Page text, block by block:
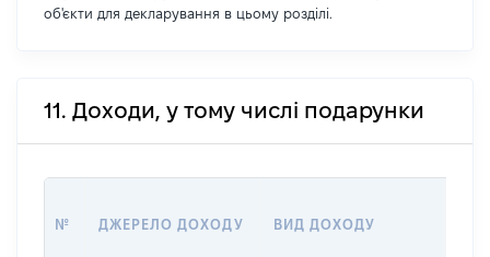
об'єкти для декларування в цьому розділі.
11. Доходи, у тому числі подарунки
№ ДЖЕРЕЛО ДОХОДУ ВИД ДОХОДУ